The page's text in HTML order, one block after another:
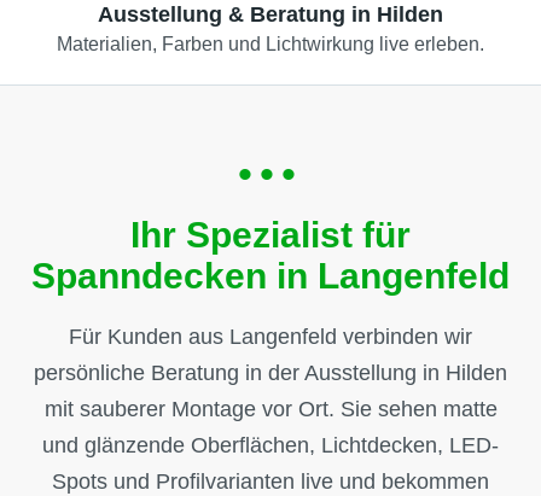
Ausstellung & Beratung in Hilden
Materialien, Farben und Lichtwirkung live erleben.
•••
Ihr Spezialist für
Spanndecken in Langenfeld
Für Kunden aus Langenfeld verbinden wir
persönliche Beratung in der Ausstellung in Hilden
mit sauberer Montage vor Ort. Sie sehen matte
und glänzende Oberflächen, Lichtdecken, LED-
Spots und Profilvarianten live und bekommen